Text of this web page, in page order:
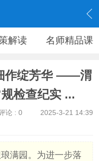
解读 名师精品课
作绽芳华 ——渭
检查纪实 ...
2025-3-21 14:39
论 : 0
满园。为进一步落